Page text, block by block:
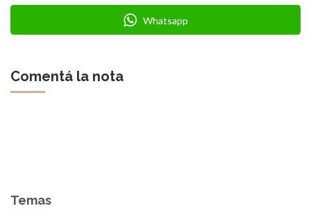
Whatsapp
Comentá la nota
Temas